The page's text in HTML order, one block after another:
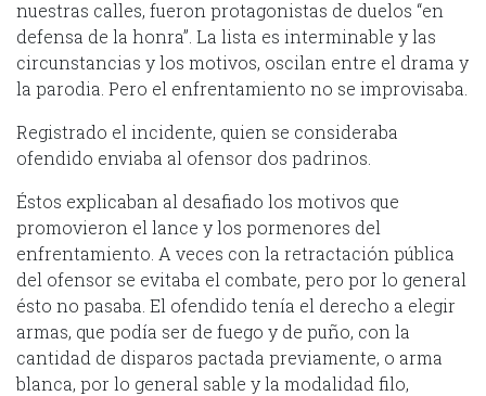
nuestras calles, fueron protagonistas de duelos “en
defensa de la honra”. La lista es interminable y las
circunstancias y los motivos, oscilan entre el drama y
la parodia. Pero el enfrentamiento no se improvisaba.
Registrado el incidente, quien se consideraba
ofendido enviaba al ofensor dos padrinos.
Éstos explicaban al desafiado los motivos que
promovieron el lance y los pormenores del
enfrentamiento. A veces con la retractación pública
del ofensor se evitaba el combate, pero por lo general
ésto no pasaba. El ofendido tenía el derecho a elegir
armas, que podía ser de fuego y de puño, con la
cantidad de disparos pactada previamente, o arma
blanca, por lo general sable y la modalidad filo,